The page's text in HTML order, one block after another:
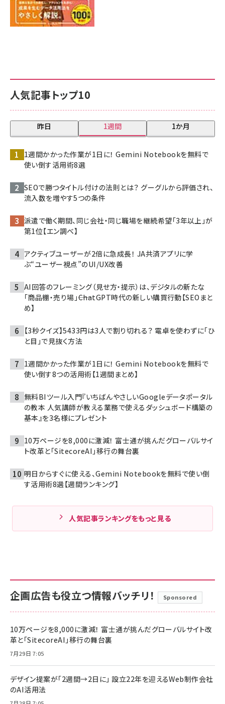
人気記事トップ10
昨日 1週間 1か月
1週間かかった作業が1日に！ Gemini Notebookを無料で
使い倒す活用術8選
SEOで勝つタイトル付けの法則とは？ グーグルから評価され、
流入数を増やす5つの条件
派遣で働く期間、同じ会社・同じ職場を継続希望「3年以上」が
第1位【エン調べ】
アクティブユーザーが2倍に急成長！ JA共済アプリに学
ぶ“ユーザー視点”のUI/UX改善
AI回答のフレーミング（見せ方・提示）は、デジタルの新たな
「商品棚・売り場」――ChatGPT時代の新しい購買行動【SEOまと
め】
【3秒クイズ】5433円は3人で割り切れる？ 電卓を使わずに「ひ
と目」で見抜く方法
1週間かかった作業が1日に！ Gemini Notebookを無料で
使い倒す8つの活用術【1週間まとめ】
無料BIツール入門『いちばんやさしいGoogleデータポータル
の教本 人気講師が教える業務で使えるダッシュボード構築の
基本』を3名様にプレゼント
10万ページを8,000に激減！ 富士通が挑んだグローバルサイ
ト改革と「SitecoreAI」移行の舞台裏
明日からすぐに使える、Gemini Notebookを無料で使い倒
す活用術8選【週間ランキング】
人気記事ランキングをもっと見る
企画広告も役立つ情報バッチリ！ Sponsored
10万ページを8,000に激減！ 富士通が挑んだグローバルサイト改
革と「SitecoreAI」移行の舞台裏
7月29日 7:05
デザイン提案が「2週間→2日に」 設立22年を迎えるWeb制作会社
のAI活用法